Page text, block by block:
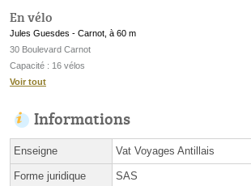
En vélo
Jules Guesdes - Carnot, à 60 m
30 Boulevard Carnot
Capacité : 16 vélos
Voir tout
Informations
Enseigne Vat Voyages Antillais
Forme juridique SAS